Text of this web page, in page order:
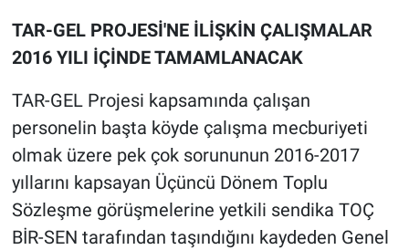
TAR-GEL PROJESİ'NE İLİŞKİN ÇALIŞMALAR
2016 YILI İÇİNDE TAMAMLANACAK
TAR-GEL Projesi kapsamında çalışan
personelin başta köyde çalışma mecburiyeti
olmak üzere pek çok sorununun 2016-2017
yıllarını kapsayan Üçüncü Dönem Toplu
Sözleşme görüşmelerine yetkili sendika TOÇ
BİR-SEN tarafından taşındığını kaydeden Genel